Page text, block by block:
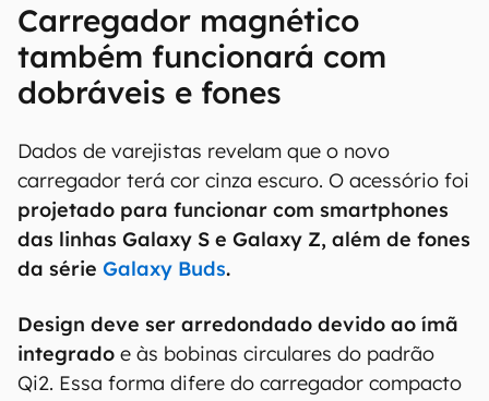
Carregador magnético
também funcionará com
dobráveis e fones
Dados de varejistas revelam que o novo
carregador terá cor cinza escuro. O acessório foi
projetado para funcionar com smartphones
das linhas Galaxy S e Galaxy Z, além de fones
da série Galaxy Buds.
Design deve ser arredondado devido ao ímã
integrado e às bobinas circulares do padrão
Qi2. Essa forma difere do carregador compacto